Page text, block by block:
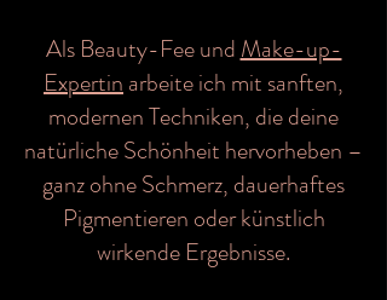
Als Beauty-Fee undMake-up-
Expertinarbeite ich mit sanften,
modernen Techniken, die deine
natürliche Schönheit hervorheben –
ganz ohne Schmerz, dauerhaftes
Pigmentieren oder künstlich
wirkende Ergebnisse.